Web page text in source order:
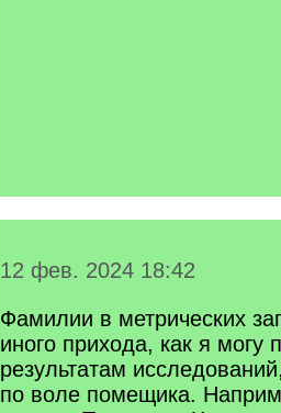
12 фев. 2024 18:42
Фамилии в метрических
иного прихода, как я могу
результатам
по воле помещика.